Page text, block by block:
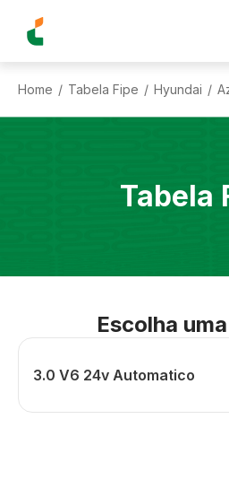
Home / Tabela Fipe / Hyundai /
Tabela
Escolha
3.0 V6 24v Automatico